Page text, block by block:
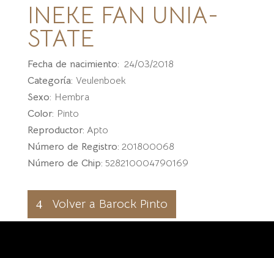
INEKE FAN UNIA-
STATE
Fecha de nacimiento: 24/03/2018
Categoría: Veulenboek
Sexo: Hembra
Color: Pinto
Reproductor: Apto
Número de Registro: 201800068
Número de Chip: 528210004790169
Volver a Barock Pinto